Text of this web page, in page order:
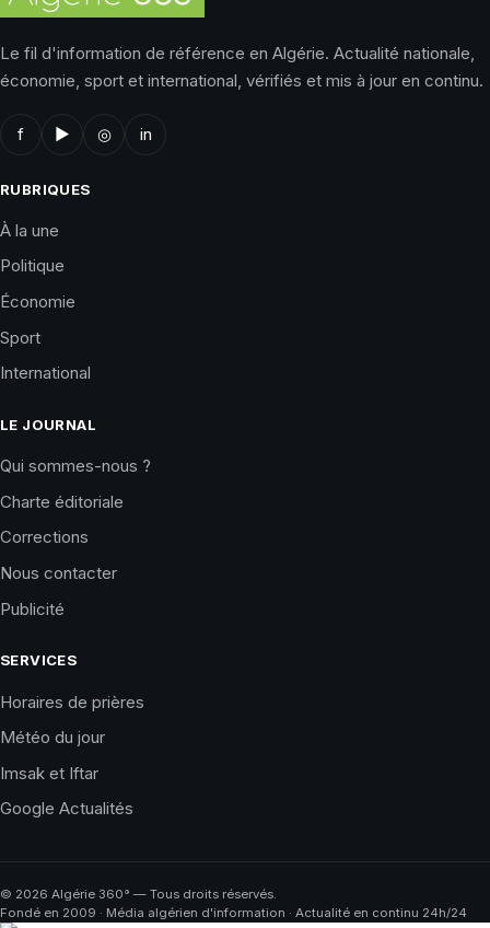
Le fil d'information de référence en Algérie. Actualité nationale,
économie, sport et international, vérifiés et mis à jour en continu.
f ▶ ◎ in
RUBRIQUES
À la une
Politique
Économie
Sport
International
LE JOURNAL
Qui sommes-nous ?
Charte éditoriale
Corrections
Nous contacter
Publicité
SERVICES
Horaires de prières
Météo du jour
Imsak et Iftar
Google Actualités
© 2026 Algérie 360° — Tous droits réservés.
Fondé en 2009 · Média algérien d'information · Actualité en continu 24h/24